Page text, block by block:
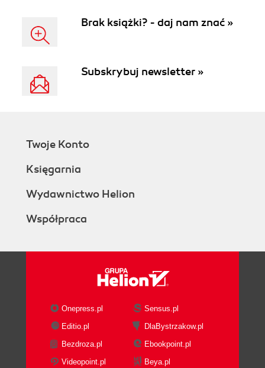
Brak książki? - daj nam znać »
Subskrybuj newsletter »
Twoje Konto
Księgarnia
Wydawnictwo Helion
Współpraca
Onepress.pl
Sensus.pl
Editio.pl
DlaBystrzakow.pl
Bezdroza.pl
Ebookpoint.pl
Videopoint.pl
Beya.pl